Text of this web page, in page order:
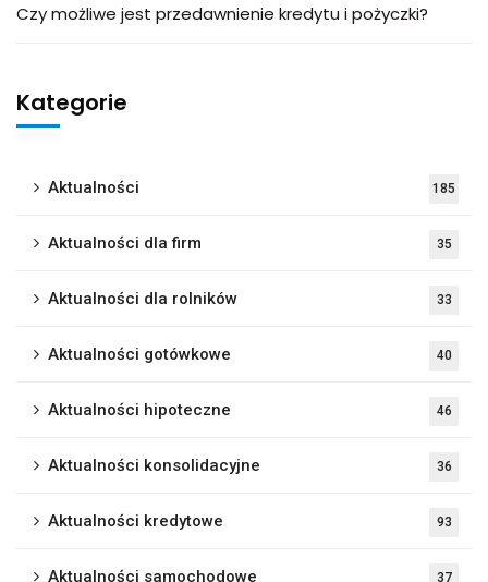
Czy możliwe jest przedawnienie kredytu i pożyczki?
Kategorie
Aktualności 185
Aktualności dla firm 35
Aktualności dla rolników 33
Aktualności gotówkowe 40
Aktualności hipoteczne 46
Aktualności konsolidacyjne 36
Aktualności kredytowe 93
Aktualności samochodowe 37